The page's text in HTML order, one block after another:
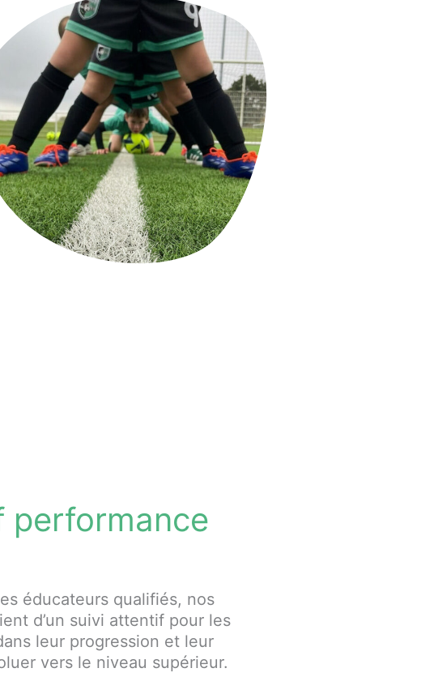
performance
éducateurs qualifiés, nos
d’un suivi attentif pour les
leur progression et leur
vers le niveau supérieur.